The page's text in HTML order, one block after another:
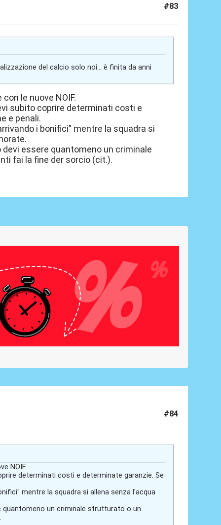
#83
del calcio solo noi... è finita da anni
le nuove NOIF.
subito coprire determinati costi e
e penali.
i bonifici" mentre la squadra si
essere quantomeno un criminale
fai la fine der sorcio (cit.).
#84
NOIF.
determinati costi e determinate garanzie. Se
mentre la squadra si allena senza l'acqua
quantomeno un criminale strutturato o un